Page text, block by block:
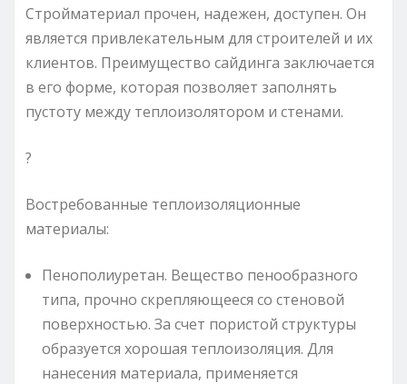
Стройматериал прочен, надежен, доступен. Он
является привлекательным для строителей и их
клиентов. Преимущество сайдинга заключается
в его форме, которая позволяет заполнять
пустоту между теплоизолятором и стенами.
?
Востребованные теплоизоляционные
материалы:
Пенополиуретан. Вещество пенообразного
типа, прочно скрепляющееся со стеновой
поверхностью. За счет пористой структуры
образуется хорошая теплоизоляция. Для
нанесения материала, применяется